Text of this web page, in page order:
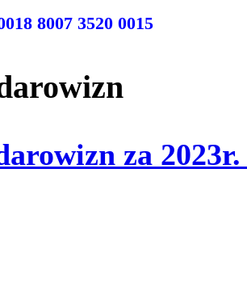
8007 3520 0015
za